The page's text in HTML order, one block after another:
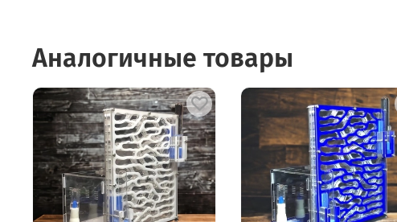
Аналогичные товары